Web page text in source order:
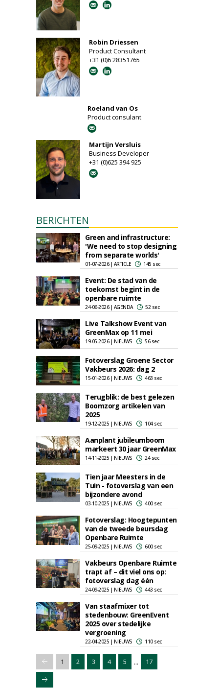
Robin Driessen
Product Consultant
+31 (0)6 28351765
Roeland van Os
Product consulant
Martijn Versluis
Business Developer
+31 (0)625 394 925
BERICHTEN
Green and infrastructure:
'We need to stop designing
from separate worlds'
01-07-2026 | ARTICLE 145 sec
Event: De stad van de
toekomst begint in de
openbare ruimte
24-06-2026 | AGENDA 52 sec
Live Talkshow Event van
GreenMax op 11 mei
19-05-2026 | NIEUWS 56 sec
Fotoverslag Groene Sector
Vakbeurs 2026: dag 2
15-01-2026 | NIEUWS 463 sec
Terugblik: de best gelezen
Boomzorg artikelen van
2025
19-12-2025 | NIEUWS 104 sec
Aanplant jubileumboom
markeert 30 jaar GreenMax
14-11-2025 | NIEUWS 24 sec
Tien jaar Meesters in de
Tuin - fotoverslag van een
bijzondere avond
03-10-2025 | NIEUWS 400 sec
Fotoverslag: Hoogtepunten
van de tweede beursdag
Openbare Ruimte
25-09-2025 | NIEUWS 600 sec
Vakbeurs Openbare Ruimte
trapt af – dit viel ons op:
fotoverslag dag één
24-09-2025 | NIEUWS 443 sec
Van staafmixer tot
stedenbouw: GreenEvent
2025 over stedelijke
vergroening
22-04-2025 | NIEUWS 110 sec
1 2 3 4 5 ... 17